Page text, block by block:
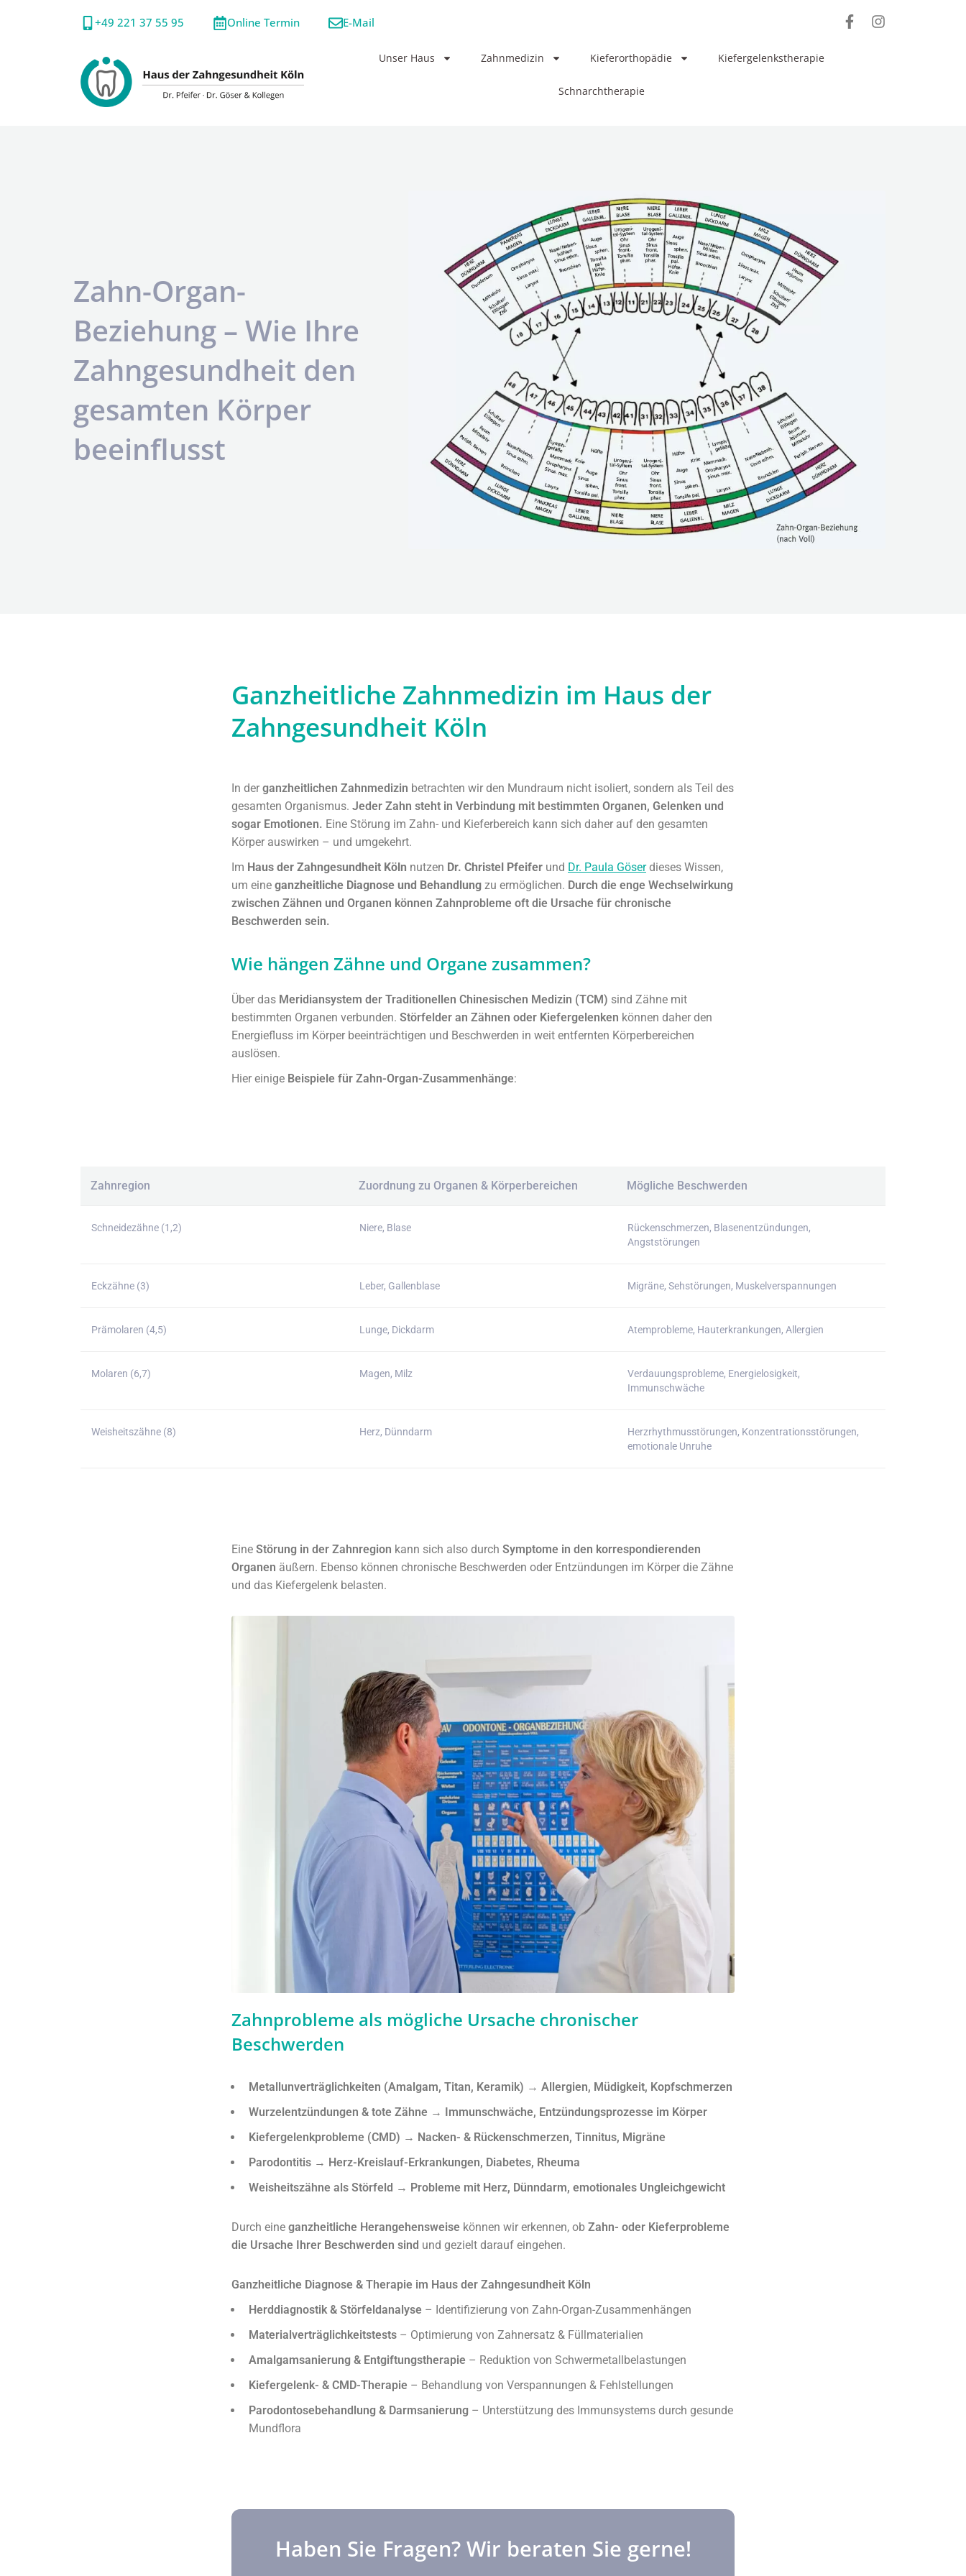
+49 221 37 55 95 Online Termin E-Mail
Unser Haus Zahnmedizin Kieferorthopädie Kiefergelenkstherapie
Schnarchtherapie
Zahn-Organ-
Beziehung – Wie Ihre
Zahngesundheit den
gesamten Körper
beeinflusst
Ganzheitliche Zahnmedizin im Haus der
Zahngesundheit Köln
In der ganzheitlichen Zahnmedizin betrachten wir den Mundraum nicht isoliert, sondern als Teil des
gesamten Organismus. Jeder Zahn steht in Verbindung mit bestimmten Organen, Gelenken und
sogar Emotionen. Eine Störung im Zahn- und Kieferbereich kann sich daher auf den gesamten
Körper auswirken – und umgekehrt.
Im Haus der Zahngesundheit Köln nutzen Dr. Christel Pfeifer und Dr. Paula Göserdieses Wissen,
um eine ganzheitliche Diagnose und Behandlung zu ermöglichen. Durch die enge Wechselwirkung
zwischen Zähnen und Organen können Zahnprobleme oft die Ursache für chronische
Beschwerden sein.
Wie hängen Zähne und Organe zusammen?
Über das Meridiansystem der Traditionellen Chinesischen Medizin (TCM) sind Zähne mit
bestimmten Organen verbunden. Störfelder an Zähnen oder Kiefergelenken können daher den
Energiefluss im Körper beeinträchtigen und Beschwerden in weit entfernten Körperbereichen
auslösen.
Hier einige Beispiele für Zahn-Organ-Zusammenhänge:
Zahnregion Zuordnung zu Organen & Körperbereichen Mögliche Beschwerden
Schneidezähne (1,2) Niere, Blase
Rückenschmerzen, Blasenentzündungen,
Angststörungen
Eckzähne (3) Leber, Gallenblase Migräne, Sehstörungen, Muskelverspannungen
Prämolaren (4,5) Lunge, Dickdarm Atemprobleme, Hauterkrankungen, Allergien
Molaren (6,7) Magen, Milz
Verdauungsprobleme, Energielosigkeit,
Immunschwäche
Weisheitszähne (8) Herz, Dünndarm
Herzrhythmusstörungen, Konzentrationsstörungen,
emotionale Unruhe
Eine Störung in der Zahnregion kann sich also durch Symptome in den korrespondierenden
Organen äußern. Ebenso können chronische Beschwerden oder Entzündungen im Körper die Zähne
und das Kiefergelenk belasten.
Zahnprobleme als mögliche Ursache chronischer
Beschwerden
Metallunverträglichkeiten (Amalgam, Titan, Keramik) → Allergien, Müdigkeit, Kopfschmerzen
Wurzelentzündungen & tote Zähne → Immunschwäche, Entzündungsprozesse im Körper
Kiefergelenkprobleme (CMD) → Nacken- & Rückenschmerzen, Tinnitus, Migräne
Parodontitis → Herz-Kreislauf-Erkrankungen, Diabetes, Rheuma
Weisheitszähne als Störfeld → Probleme mit Herz, Dünndarm, emotionales Ungleichgewicht
Durch eine ganzheitliche Herangehensweise können wir erkennen, ob Zahn- oder Kieferprobleme
die Ursache Ihrer Beschwerden sind und gezielt darauf eingehen.
Ganzheitliche Diagnose & Therapie im Haus der Zahngesundheit Köln
Herddiagnostik & Störfeldanalyse – Identifizierung von Zahn-Organ-Zusammenhängen
Materialverträglichkeitstests – Optimierung von Zahnersatz & Füllmaterialien
Amalgamsanierung & Entgiftungstherapie – Reduktion von Schwermetallbelastungen
Kiefergelenk- & CMD-Therapie – Behandlung von Verspannungen & Fehlstellungen
Parodontosebehandlung & Darmsanierung – Unterstützung des Immunsystems durch gesunde
Mundflora
Haben Sie Fragen? Wir beraten Sie gerne!